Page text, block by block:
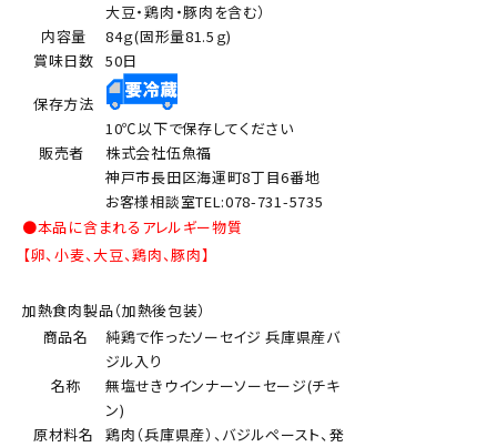
大豆・鶏肉・豚肉を含む）
内容量
84ｇ(固形量81.5ｇ)
賞味日数 50日
保存方法
10℃以下で保存してください
販売者
株式会社伍魚福
神戸市長田区海運町8丁目6番地
お客様相談室TEL:078-731-5735
●本品に含まれるアレルギー物質
【卵、小麦、大豆、鶏肉、豚肉】
加熱食肉製品（加熱後包装）
商品名
純鶏で作ったソーセイジ 兵庫県産バ
ジル入り
名称
無塩せきウインナーソーセージ(チキ
ン)
原材料名
鶏肉（兵庫県産）、バジルペースト、発